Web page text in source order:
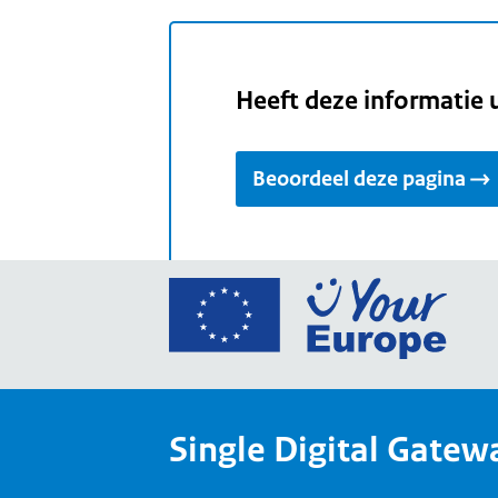
Heeft deze informatie
Beoordeel deze pagina
Ga
Your
Single Digital